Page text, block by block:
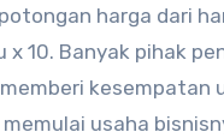
harga dari
x 10. Banyak pihak
kesempatan
usaha